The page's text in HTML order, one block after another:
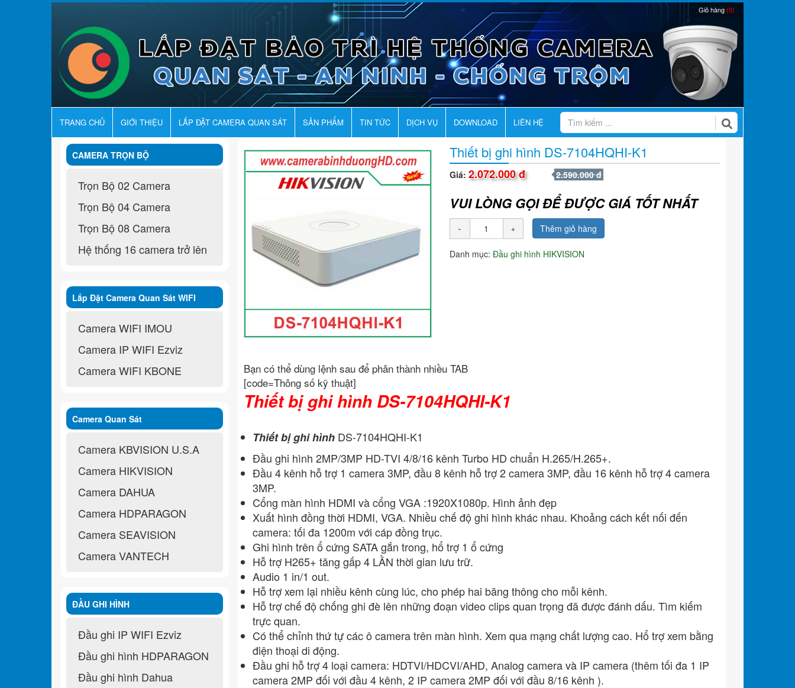
Giỏ hàng(0)
TRANG CHỦ GIỚI THIỆU LẮP ĐẶT CAMERA QUAN SÁT SẢN PHẨM TIN TỨC DỊCH VỤ DOWNLOAD LIÊN HỆ
Thiết bị ghi hình DS-7104HQHI-K1
Giá: 2.072.000 đ 2.590.000 đ
VUI LÒNG GỌI ĐỂ ĐƯỢC GIÁ TỐT NHẤT
Thêm giỏ hàng
Danh mục: Đầu ghi hình HIKVISION
Bạn có thể dùng lệnh sau để phân thành nhiều TAB
[code=Thông số kỹ thuật]
Thiết bị ghi hình DS-7104HQHI-K1
Thiết bị ghi hình DS-7104HQHI-K1
Đầu ghi hình 2MP/3MP HD-TVI 4/8/16 kênh Turbo HD chuẩn H.265/H.265+.
Đầu 4 kênh hỗ trợ 1 camera 3MP, đầu 8 kênh hỗ trợ 2 camera 3MP, đầu 16 kênh hỗ trợ 4 camera
3MP.
Cổng màn hình HDMI và cổng VGA :1920X1080p. Hình ảnh đẹp
Xuất hình đồng thời HDMI, VGA. Nhiều chế độ ghi hình khác nhau. Khoảng cách kết nối đến
camera: tối đa 1200m với cáp đồng trục.
Ghi hình trên ổ cứng SATA gắn trong, hổ trợ 1 ổ cứng
Hỗ trợ H265+ tăng gấp 4 LẦN thời gian lưu trữ.
Audio 1 in/1 out.
Hỗ trợ xem lại nhiều kênh cùng lúc, cho phép hai băng thông cho mỗi kênh.
Hỗ trợ chế độ chống ghi đè lên những đoạn video clips quan trọng đã được đánh dấu. Tìm kiếm
trực quan.
Có thể chỉnh thứ tự các ô camera trên màn hình. Xem qua mạng chất lượng cao. Hổ trợ xem bằng
điện thoại di động.
Đầu ghi hỗ trợ 4 loại camera: HDTVI/HDCVI/AHD, Analog camera và IP camera (thêm tối đa 1 IP
camera 2MP đối với đầu 4 kênh, 2 IP camera 2MP đối với đầu 8/16 kênh ).
CAMERA TRỌN BỘ
Trọn Bộ 02 Camera
Trọn Bộ 04 Camera
Trọn Bộ 08 Camera
Hệ thống 16 camera trở lên
Lắp Đặt Camera Quan Sát WIFI
Không Dây
Camera WIFI IMOU
Camera IP WIFI Ezviz
Camera WIFI KBONE
Camera Quan Sát
Camera KBVISION U.S.A
Camera HIKVISION
Camera DAHUA
Camera HDPARAGON
Camera SEAVISION
Camera VANTECH
ĐẦU GHI HÌNH
Đầu ghi IP WIFI Ezviz
Đầu ghi hình HDPARAGON
Đầu ghi hình Dahua